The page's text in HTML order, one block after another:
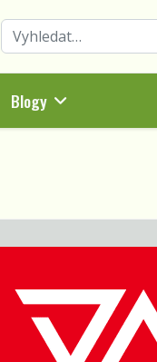
Hledat
Blogy